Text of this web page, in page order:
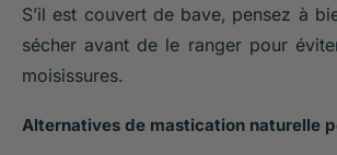
S’il est couvert de bave, pensez à
sécher avant de le ranger pour
moisissures.
Alternatives de mastication naturelle